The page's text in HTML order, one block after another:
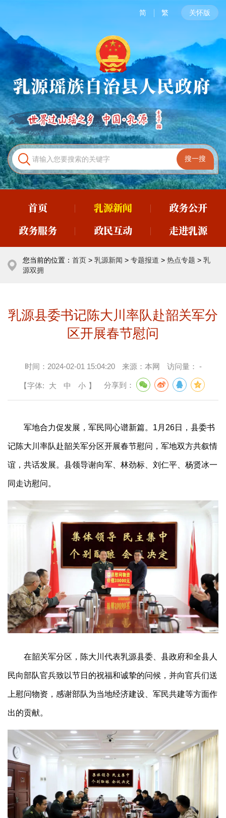
简 繁 关怀版
首页 乳源新闻
政务公开
政务服务
政民互动 走进乳源
您当前的位置： 首页 > 乳源新闻 > 专题报道 > 热点专题 > 乳
源双拥
乳源县委书记陈大川率队赴韶关军分
区开展春节慰问
时间： 2024-02-01 15:04:20 来源： 本网 访问量： -
【字体: 大 中 小 】 分享到：
军地合力促发展，军民同心谱新篇。1月26日，县委书
记陈大川率队赴韶关军分区开展春节慰问，军地双方共叙情
谊，共话发展。县领导谢向军、林劲标、刘仁平、杨贤冰一
同走访慰问。
在韶关军分区，陈大川代表乳源县委、县政府和全县人
民向部队官兵致以节日的祝福和诚挚的问候，并向官兵们送
上慰问物资，感谢部队为当地经济建设、军民共建等方面作
出的贡献。